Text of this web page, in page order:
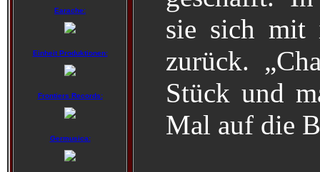
Earache:
Einheit Produktionen:
Frontiers Records:
Germusica:
sie sich mit
zurück.
Stück und
Mal auf die